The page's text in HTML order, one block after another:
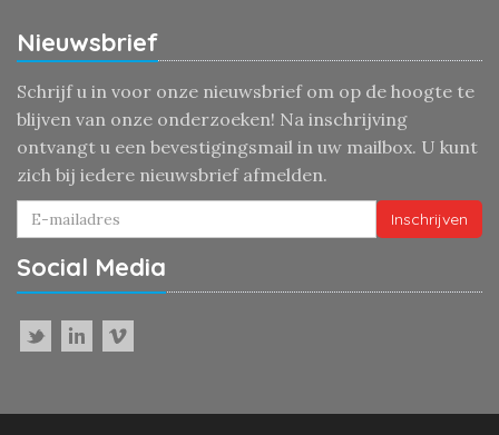
Nieuwsbrief
Schrijf u in voor onze nieuwsbrief om op de hoogte te
blijven van onze onderzoeken! Na inschrijving
ontvangt u een bevestigingsmail in uw mailbox. U kunt
zich bij iedere nieuwsbrief afmelden.
Inschrijven
Social Media